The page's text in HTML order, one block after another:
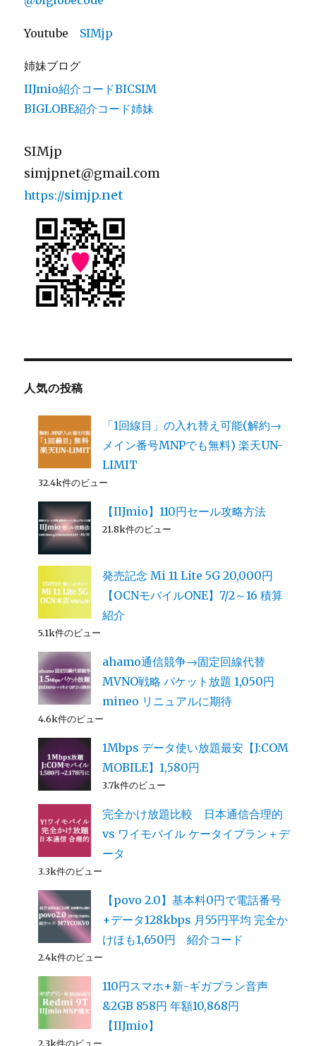
Youtube SIMjp
姉妹ブログ
IIJmio紹介コードBICSIM
BIGLOBE紹介コード姉妹
SIMjp
simjpnet@gmail.com
https://simjp.net
人気の投稿
「1回線目」の入れ替え可能(解約→
メイン番号MNPでも無料) 楽天UN-
LIMIT
32.4k件のビュー
【IIJmio】110円セール攻略方法
21.8k件のビュー
発売記念 Mi 11 Lite 5G 20,000円
【OCNモバイルONE】7/2～16 積算
紹介
5.1k件のビュー
ahamo通信競争→固定回線代替
MVNO戦略 パケット放題 1,050円
mineo リニュアルに期待
4.6k件のビュー
1Mbps データ使い放題最安【J:COM
MOBILE】1,580円
3.7k件のビュー
完全かけ放題比較 日本通信合理的
vs ワイモバイル ケータイプラン＋デ
ータ
3.3k件のビュー
【povo 2.0】基本料0円で電話番号
+データ128kbps 月55円平均 完全か
けほも1,650円 紹介コード
2.4k件のビュー
110円スマホ+新-ギガプラン音声
&2GB 858円 年額10,868円
【IIJmio】
2.3k件のビュー